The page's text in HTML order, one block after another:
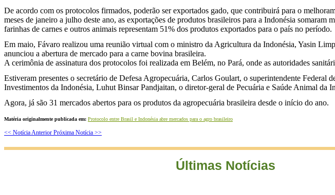
De acordo com os protocolos firmados, poderão ser exportados gado, que contribuirá para o
meses de janeiro a julho deste ano, as exportações de produtos brasileiros para a Indonésia
farinhas de carnes e outros animais representam 51% dos produtos exportados para o país no período.
Em maio, Fávaro realizou uma reunião virtual com o ministro da Agricultura da Indonésia, Yasin
anunciou a abertura de mercado para a carne bovina brasileira.
A cerimônia de assinatura dos protocolos foi realizada em Belém, no Pará, onde as autoridades
Estiveram presentes o secretário de Defesa Agropecuária, Carlos Goulart, o superintendente
Investimentos da Indonésia, Luhut Binsar Pandjaitan, o diretor-geral de Pecuária e Saúde Animal
Agora, já são 31 mercados abertos para os produtos da agropecuária brasileira desde o início do ano.
Matéria originalmente publicada em: Protocolo entre Brasil e Indonésia abre mercados para o agro brasileiro
<< Notícia Anterior Próxima Notícia >>
Últimas Notícias